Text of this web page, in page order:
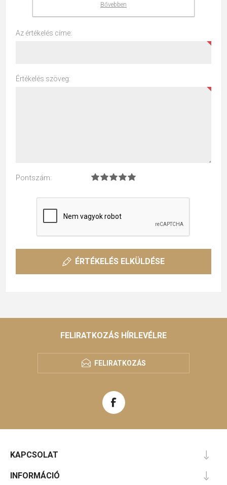
Az értékelés címe:
Értékelés szöveg:
Pontszám:
ÉRTÉKELÉS ELKÜLDÉSE
FELIRATKOZÁS HÍRLEVÉLRE
FELIRATKOZÁS
KAPCSOLAT
INFORMÁCIÓ
Bővebben